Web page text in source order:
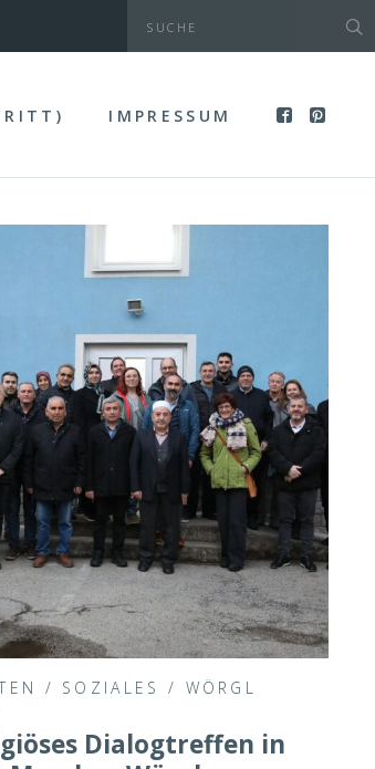
IMPRESSUM
/ SOZIALES / WÖRGL
Dialogtreffen in